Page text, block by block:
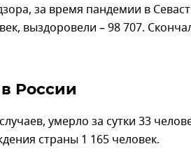
за время пандемии в
выздоровели – 98 707.
России
умерло за сутки 33
страны 1 165 человек.